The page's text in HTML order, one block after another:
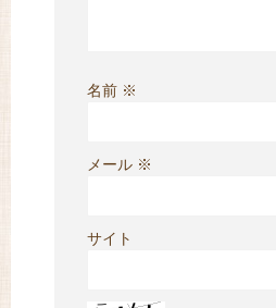
名前 ※
メール ※
サイト